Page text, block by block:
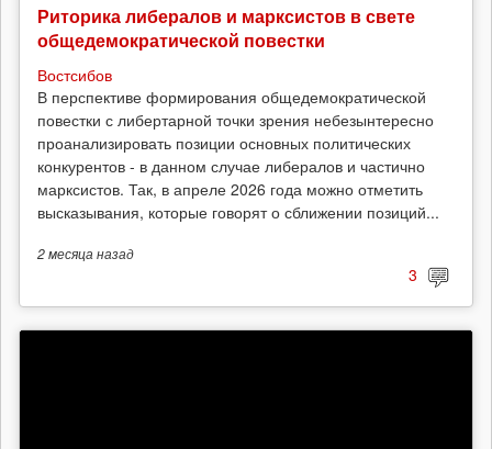
Риторика либералов и марксистов в свете
общедемократической повестки
Востсибов
В перспективе формирования общедемократической
повестки с либертарной точки зрения небезынтересно
проанализировать позиции основных политических
конкурентов - в данном случае либералов и частично
марксистов. Так, в апреле 2026 года можно отметить
высказывания, которые говорят о сближении позиций...
2 месяцаназад
3